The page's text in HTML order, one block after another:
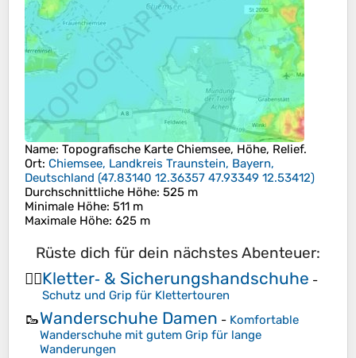
Name: Topografische Karte Chiemsee, Höhe, Relief.
Ort: Chiemsee, Landkreis Traunstein, Bayern,
Deutschland (47.83140 12.36357 47.93349 12.53412)
Durchschnittliche Höhe: 525 m
Minimale Höhe: 511 m
Maximale Höhe: 625 m
Rüste dich für dein nächstes Abenteuer:
🧗‍♀️Kletter‑ & Sicherungshandschuhe -
Schutz und Grip für Klettertouren
🥾Wanderschuhe Damen - Komfortable
Wanderschuhe mit gutem Grip für lange
Wanderungen